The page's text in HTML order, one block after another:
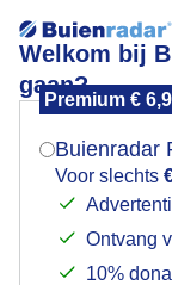
Welkom bij
gaan?
Premium €
Buienradar
Voor slechts
Ontvang
10%
Veel bewolking
Mogen
Indien je hier
verschijnt er